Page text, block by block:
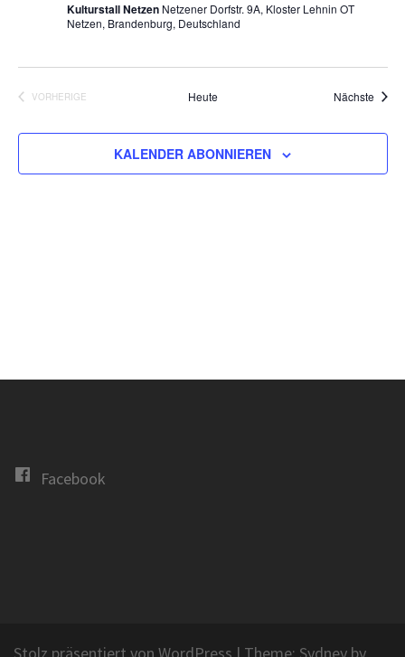
Kulturstall Netzen Netzener Dorfstr. 9A, Kloster Lehnin OT
Netzen, Brandenburg, Deutschland
VORHERIGE
Heute Nächste
KALENDER ABONNIEREN
Facebook